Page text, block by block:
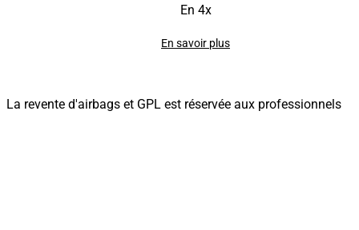
En 4x
En savoir plus
La revente d'airbags et GPL est réservée aux professionnels